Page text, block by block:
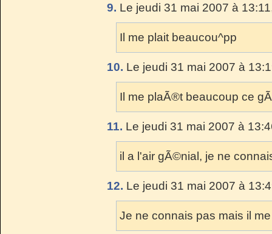
9. Le jeudi 31 mai 2007 à
Il me plait beaucou^pp
10. Le jeudi 31 mai 2007 à
Il me plaÃ®t beaucoup ce
11. Le jeudi 31 mai 2007 à
il a l'air gÃ©nial, je ne
12. Le jeudi 31 mai 2007 à
Je ne connais pas mais il